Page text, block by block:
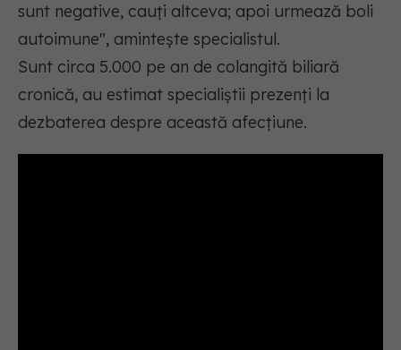
sunt negative, cauți altceva; apoi urmează boli
autoimune", amintește specialistul.
Sunt circa 5.000 pe an de colangită biliară
cronică, au estimat specialiștii prezenți la
dezbaterea despre această afecțiune.